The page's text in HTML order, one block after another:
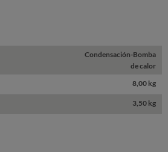
Condensación-Bomba
de calor
8,00 kg
3,50 kg